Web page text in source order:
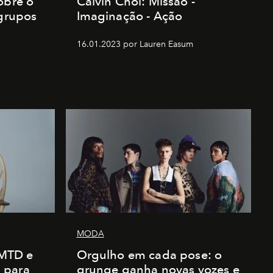
Imaginação - Ação
16.01.2023 por Lauren Easum
e
para
MODA
Orgulho em cada pose: o
grunge ganha novas vozes e